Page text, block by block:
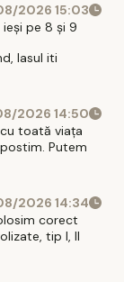
2026 15:03
pe 8 și 9
Iasul iti
2026 14:50
toată viața
Putem
2026 14:34
corect
tip I, II